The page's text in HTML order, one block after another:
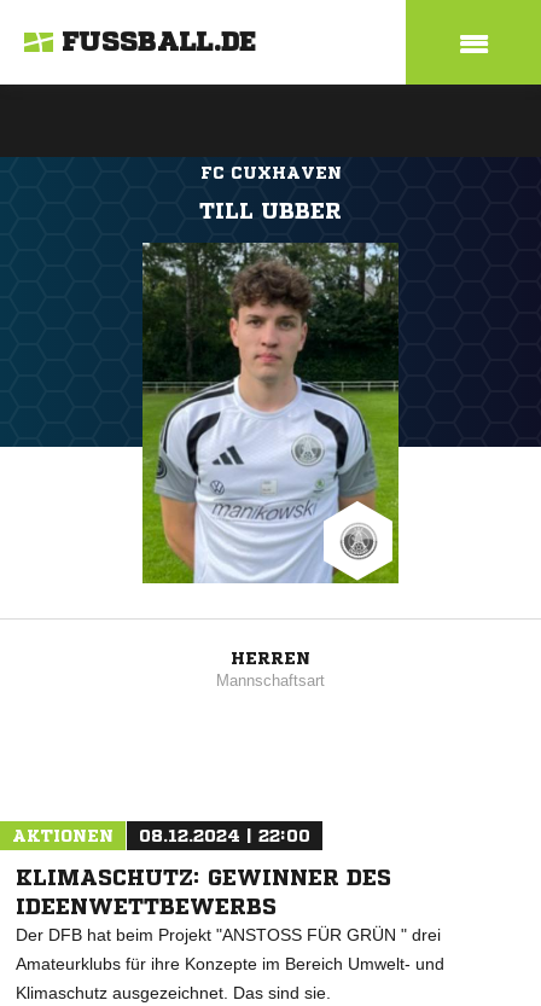
FUSSBALL.DE
FC CUXHAVEN
TILL UBBER
HERREN
Mannschaftsart
AKTIONEN 08.12.2024 | 22:00
KLIMASCHUTZ: GEWINNER DES
IDEENWETTBEWERBS
Der DFB hat beim Projekt "ANSTOSS FÜR GRÜN " drei
Amateurklubs für ihre Konzepte im Bereich Umwelt- und
Klimaschutz ausgezeichnet. Das sind sie.